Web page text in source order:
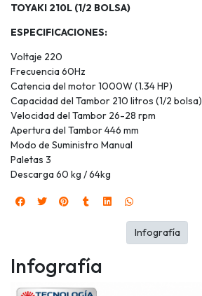
TOYAKI 210L (1/2 BOLSA)
ESPECIFICACIONES:
Voltaje 220
Frecuencia 60Hz
Catencia del motor 1000W (1.34 HP)
Capacidad del Tambor 210 litros (1/2 bolsa)
Velocidad del Tambor 26-28 rpm
Apertura del Tambor 446 mm
Modo de Suministro Manual
Paletas 3
Descarga 60 kg / 64kg
Infografía
Infografía